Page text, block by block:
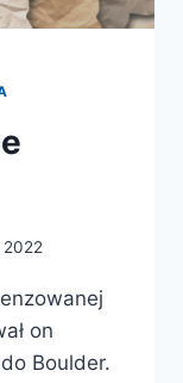
2022
on
Boulder.